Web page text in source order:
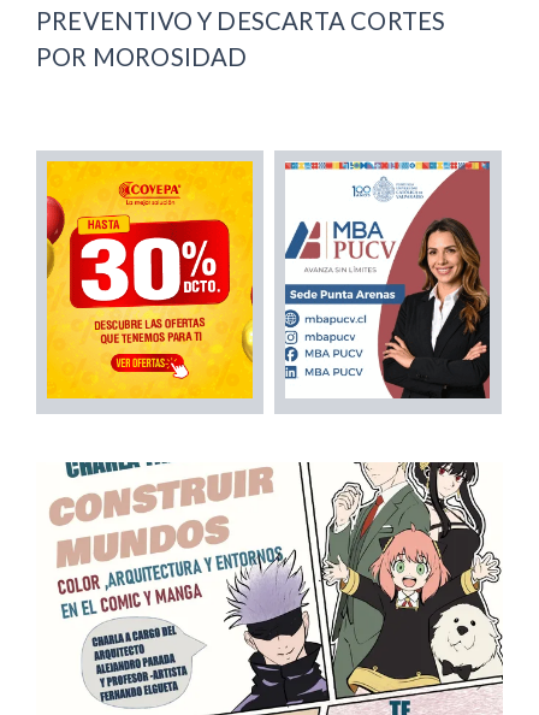
PREVENTIVO Y DESCARTA CORTES
POR MOROSIDAD